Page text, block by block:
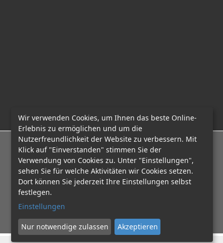
E-Mail: office@mcadvo.com
Wir verwenden Cookies, um Ihnen das beste Online-
Erlebnis zu ermöglichen und um die
Nutzerfreundlichkeit der Website zu verbessern. Mit
Klick auf "Einverstanden" stimmen Sie der
Verwendung von Cookies zu. Unter "Einstellungen",
sehen Sie für welche Aktivitäten wir Cookies setzen.
Dort können Sie jederzeit Ihre Einstellungen selbst
festlegen.
Einstellungen
Nur notwendige zulassen Akzeptieren